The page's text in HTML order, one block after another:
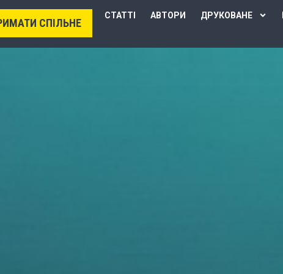
СПІЛЬНЕ
СТАТТІ АВТОРИ ДРУКОВАНЕ